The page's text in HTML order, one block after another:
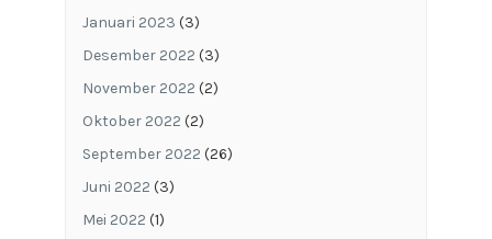
Januari 2023 (3)
Desember 2022 (3)
November 2022 (2)
Oktober 2022 (2)
September 2022 (26)
Juni 2022 (3)
Mei 2022 (1)